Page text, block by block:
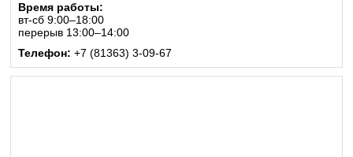
Время работы:
вт-сб 9:00–18:00
перерыв 13:00–14:00
Телефон: +7 (81363) 3-09-67